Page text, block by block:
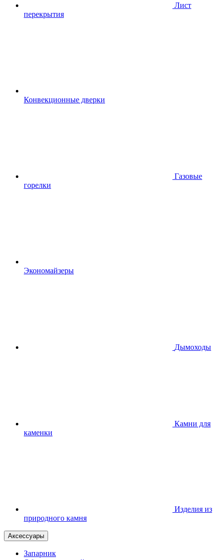
Лист
перекрытия
Конвекционные дверки
Газовые
горелки
Экономайзеры
Дымоходы
Камни для
каменки
Изделия из
природного камня
Аксессуары
Запарник